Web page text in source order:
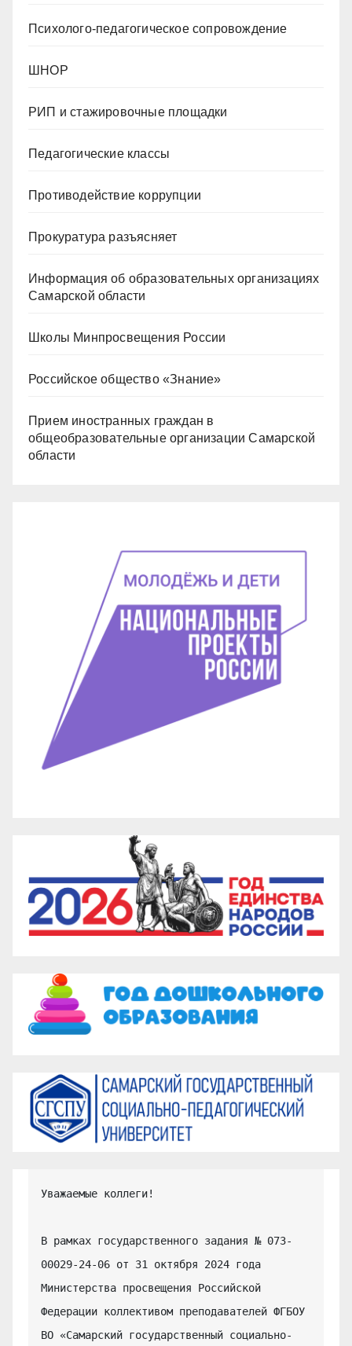
Психолого-педагогическое сопровождение
ШНОР
РИП и стажировочные площадки
Педагогические классы
Противодействие коррупции
Прокуратура разъясняет
Информация об образовательных организациях
Самарской области
Школы Минпросвещения России
Российское общество «Знание»
Прием иностранных граждан в
общеобразовательные организации Самарской
области
Уважаемые коллеги!
В рамках государственного задания № 073-
00029-24-06 от 31 октября 2024 года
Министерства просвещения Российской
Федерации коллективом преподавателей ФГБОУ
ВО «Самарский государственный социально-